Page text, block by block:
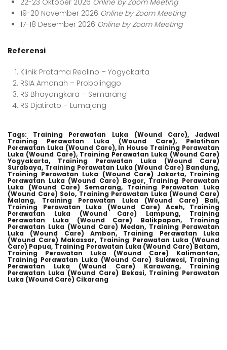
22-23 Oktober 2026 Online by Zoom Meeting
19-20 November 2026 Online by Zoom Meeting
17-18 Desember 2026 Online by Zoom Meeting
Referensi
Klinik Pratama Realino – Yogyakarta
RSIA Amanah – Probolinggo
RS Bhayangkara – Semarang
RS Djatiroto – Lumajang
Tags: Training Perawatan Luka (Wound Care), Jadwal
Training Perawatan Luka (Wound Care), Pelatihan
Perawatan Luka (Wound Care), In House Training Perawatan
Luka (Wound Care), Training Perawatan Luka (Wound Care)
Yogyakarta, Training Perawatan Luka (Wound Care)
Surabaya, Training Perawatan Luka (Wound Care) Bandung,
Training Perawatan Luka (Wound Care) Jakarta, Training
Perawatan Luka (Wound Care) Bogor, Training Perawatan
Luka (Wound Care) Semarang, Training Perawatan Luka
(Wound Care) Solo, Training Perawatan Luka (Wound Care)
Malang, Training Perawatan Luka (Wound Care) Bali,
Training Perawatan Luka (Wound Care) Aceh, Training
Perawatan Luka (Wound Care) Lampung, Training
Perawatan Luka (Wound Care) Balikpapan, Training
Perawatan Luka (Wound Care) Medan, Training Perawatan
Luka (Wound Care) Ambon, Training Perawatan Luka
(Wound Care) Makassar, Training Perawatan Luka (Wound
Care) Papua, Training Perawatan Luka (Wound Care) Batam,
Training Perawatan Luka (Wound Care) Kalimantan,
Training Perawatan Luka (Wound Care) Sulawesi, Training
Perawatan Luka (Wound Care) Karawang, Training
Perawatan Luka (Wound Care) Bekasi, Training Perawatan
Luka (Wound Care) Cikarang